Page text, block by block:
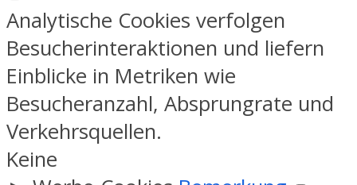
Analytische Cookies verfolgen
Besucherinteraktionen und liefern
Einblicke in Metriken wie
Besucheranzahl, Absprungrate und
Verkehrsquellen.
Keine